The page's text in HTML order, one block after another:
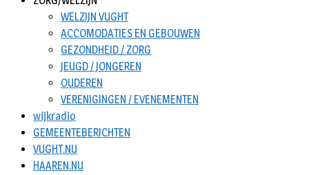
WELZIJN VUGHT
ACCOMODATIES EN GEBOUWEN
GEZONDHEID / ZORG
JEUGD / JONGEREN
OUDEREN
VERENIGINGEN / EVENEMENTEN
wijkradio
GEMEENTEBERICHTEN
VUGHT.NU
HAAREN.NU